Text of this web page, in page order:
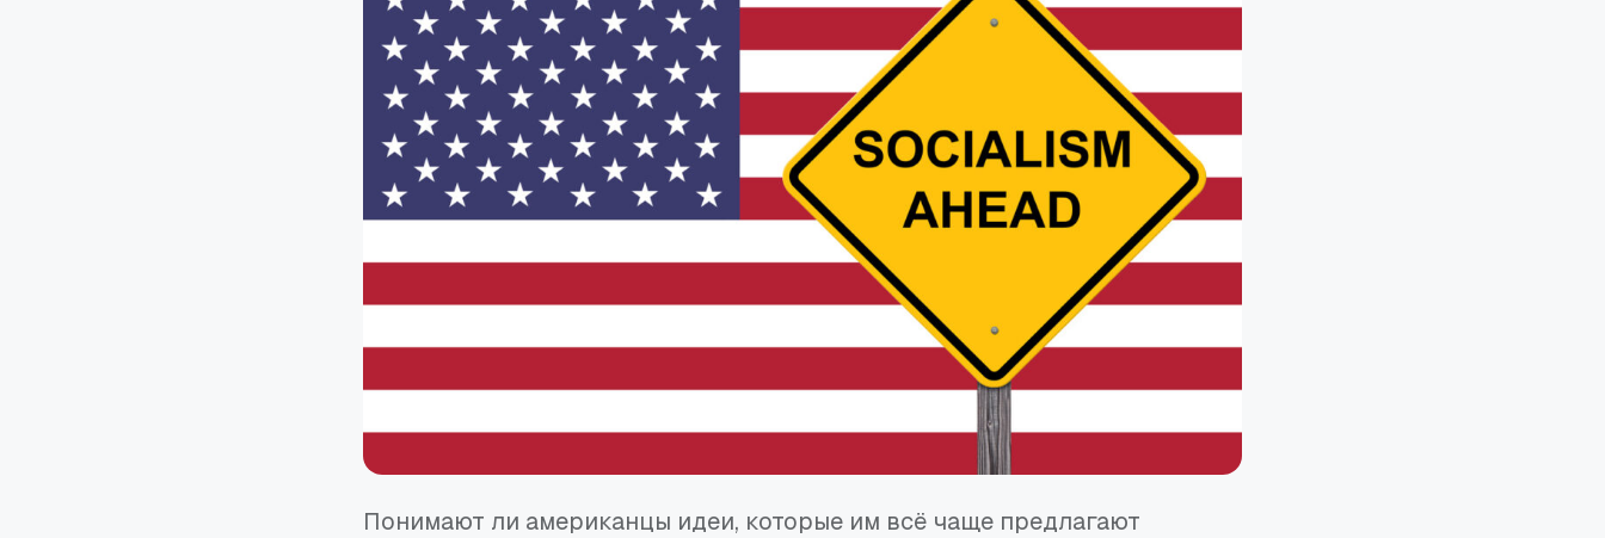
Понимают ли американцы идеи, которые им всё чаще предлагают